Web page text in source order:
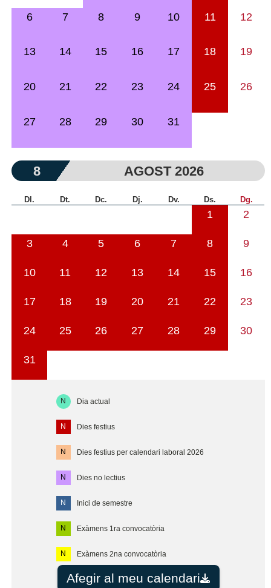
6 7 8 9 10 11 12
13 14 15 16 17 18 19
20 21 22 23 24 25 26
27 28 29 30 31
8 AGOST 2026
Dl. Dt. Dc. Dj. Dv. Ds. Dg.
1 2
3 4 5 6 7 8 9
10 11 12 13 14 15 16
17 18 19 20 21 22 23
24 25 26 27 28 29 30
31
N Dia actual
N Dies festius
N Dies festius per calendari laboral 2026
N Dies no lectius
N Inici de semestre
N Exàmens 1ra convocatòria
N Exàmens 2na convocatòria
Afegir al meu calendari